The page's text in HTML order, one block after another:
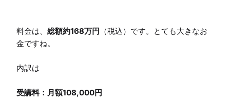
料金は、 総額約168万円 （税込）です。とても大きなお
金ですね。
内訳は
受講料：月額108,000円